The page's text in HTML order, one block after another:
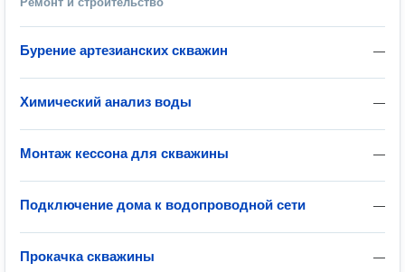
—
Бурение артезианских скважин
—
Химический анализ воды
—
Монтаж кессона для скважины
—
Подключение дома к водопроводной сети
—
Прокачка скважины